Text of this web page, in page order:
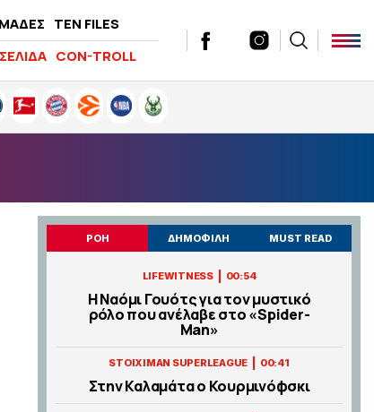
TEN FILES
CON-TROLL
ΡΟΗ ΔΗΜΟΦΙΛΗ MUST READ
LIFEWITNESS 00:54
Η Ναόμι Γουότς για τον μυστικό
ρόλο που ανέλαβε στο «Spider-
Man»
STOIXIMAN SUPERLEAGUE 00:41
Στην Καλαμάτα ο Κουρμινόφσκι